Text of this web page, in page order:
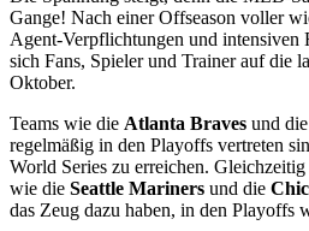
Gange! Nach einer Offseason voller
Agent-Verpflichtungen und intensiven
sich Fans, Spieler und Trainer auf die
Oktober.
Teams wie die Atlanta Braves und die
regelmäßig in den Playoffs vertreten
World Series zu erreichen.
wie die Seattle Mariners und die
das Zeug dazu haben, in den Playoffs